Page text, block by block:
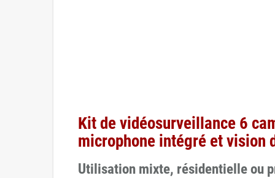
Kit de vidéosurveillance 6
microphone intégré et vision
Utilisation mixte, résidentielle ou